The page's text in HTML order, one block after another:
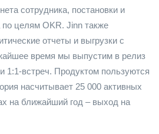
сотрудника, постановки и
по целям OKR. Jinn также
отчеты и выгрузки с
время мы выпустим в релиз
1:1-встреч. Продуктом пользуются
насчитывает 25 000 активных
на ближайший год – выход на